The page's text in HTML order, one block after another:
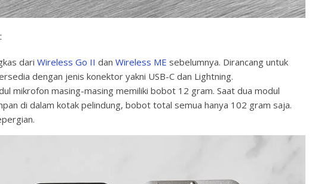
dari Wireless Go II dan Wireless ME sebelumnya. Dirancang untuk
dengan jenis konektor yakni USB-C dan Lightning.
mikrofon masing-masing memiliki bobot 12 gram. Saat dua modul
di dalam kotak pelindung, bobot total semua hanya 102 gram saja.